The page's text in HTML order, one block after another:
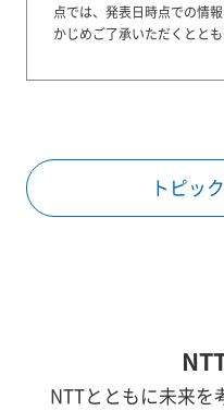
点では、発表日時点での情
かじめご了承いただくとと
トピッ
NTTとともに未来を